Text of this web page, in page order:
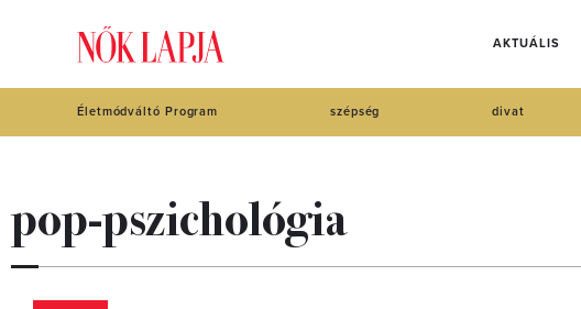
AKTUÁLIS
Életmódváltó Program szépség divat
pop-pszichológia